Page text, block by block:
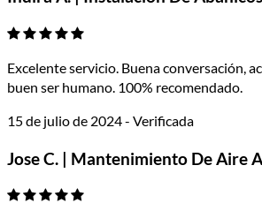
Excelente servicio. Buena conversación,
buen ser humano. 100% recomendado.
15 de julio de 2024 - Verificada
Jose C. | Mantenimiento De Aire